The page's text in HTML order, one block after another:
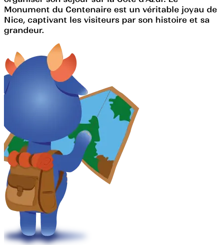
Monument du Centenaire est un véritable joyau de
Nice, captivant les visiteurs par son histoire et sa
grandeur.